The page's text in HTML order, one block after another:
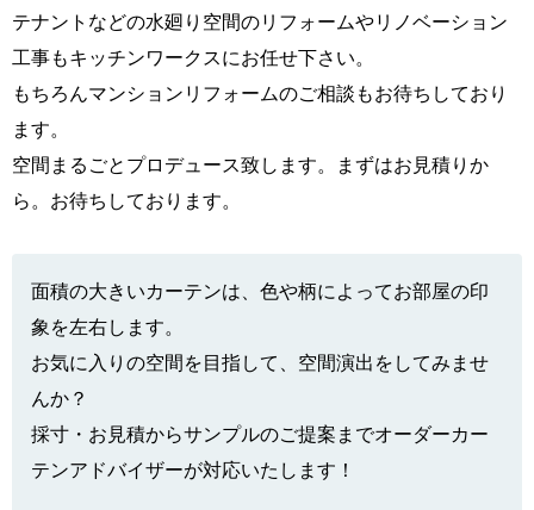
テナントなどの水廻り空間のリフォームやリノベーション
工事もキッチンワークスにお任せ下さい。
もちろんマンションリフォームのご相談もお待ちしており
ます。
空間まるごとプロデュース致します。まずはお見積りか
ら。お待ちしております。
面積の大きいカーテンは、色や柄によってお部屋の印
象を左右します。
お気に入りの空間を目指して、空間演出をしてみませ
んか？
採寸・お見積からサンプルのご提案までオーダーカー
テンアドバイザーが対応いたします！